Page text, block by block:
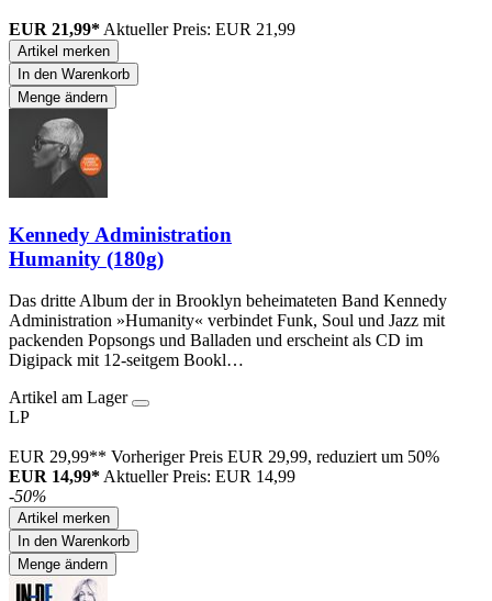
EUR 21,99* Aktueller Preis: EUR 21,99
Artikel merken
In den Warenkorb
Menge ändern
Kennedy Administration
Humanity (180g)
Das dritte Album der in Brooklyn beheimateten Band Kennedy
Administration »Humanity« verbindet Funk, Soul und Jazz mit
packenden Popsongs und Balladen und erscheint als CD im
Digipack mit 12-seitgem Bookl…
Artikel am Lager
LP
EUR 29,99** Vorheriger Preis EUR 29,99, reduziert um 50%
EUR 14,99* Aktueller Preis: EUR 14,99
-50%
Artikel merken
In den Warenkorb
Menge ändern